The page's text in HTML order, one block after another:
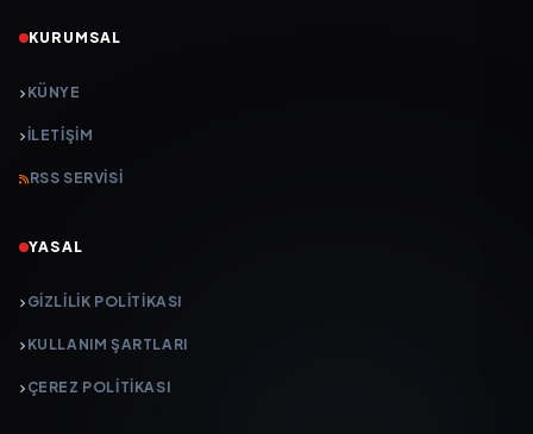
KURUMSAL
KÜNYE
İLETIŞIM
RSS SERVISI
YASAL
GIZLILIK POLITIKASI
KULLANIM ŞARTLARI
ÇEREZ POLITIKASI